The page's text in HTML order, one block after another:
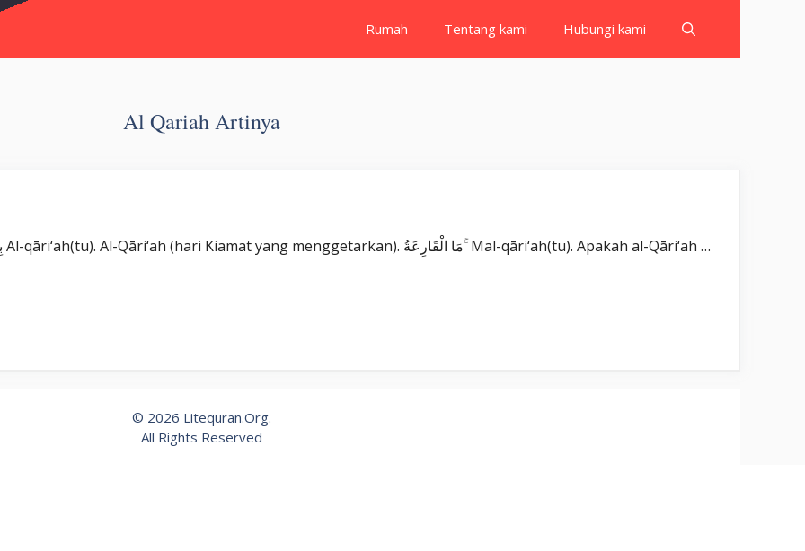
Rumah Tentang kami Hubungi kami
Al Qariah Artinya
Surat Al Qariah بِسْمِ اللّٰهِ الرَّحْمٰنِ الرَّحِيْمِ اَلْقَارِعَةُۙ Al-qāri‘ah(tu). Al-Qāri‘ah (hari Kiamat yang menggetarkan). مَا الْقَارِعَةُ ۚ Mal-qāri‘ah(tu). Apakah al-Qāri‘ah …
© 2026 Litequran.Org.
All Rights Reserved